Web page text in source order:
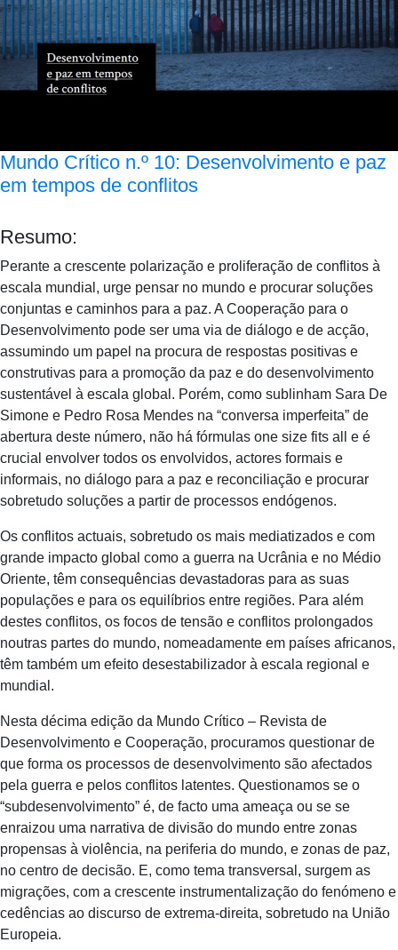
Mundo Crítico n.º 10: Desenvolvimento e paz
em tempos de conflitos
Resumo:
Perante a crescente polarização e proliferação de conflitos à
escala mundial, urge pensar no mundo e procurar soluções
conjuntas e caminhos para a paz. A Cooperação para o
Desenvolvimento pode ser uma via de diálogo e de acção,
assumindo um papel na procura de respostas positivas e
construtivas para a promoção da paz e do desenvolvimento
sustentável à escala global. Porém, como sublinham Sara De
Simone e Pedro Rosa Mendes na “conversa imperfeita” de
abertura deste número, não há fórmulas one size fits all e é
crucial envolver todos os envolvidos, actores formais e
informais, no diálogo para a paz e reconciliação e procurar
sobretudo soluções a partir de processos endógenos.
Os conflitos actuais, sobretudo os mais mediatizados e com
grande impacto global como a guerra na Ucrânia e no Médio
Oriente, têm consequências devastadoras para as suas
populações e para os equilíbrios entre regiões. Para além
destes conflitos, os focos de tensão e conflitos prolongados
noutras partes do mundo, nomeadamente em países africanos,
têm também um efeito desestabilizador à escala regional e
mundial.
Nesta décima edição da Mundo Crítico – Revista de
Desenvolvimento e Cooperação, procuramos questionar de
que forma os processos de desenvolvimento são afectados
pela guerra e pelos conflitos latentes. Questionamos se o
“subdesenvolvimento” é, de facto uma ameaça ou se se
enraizou uma narrativa de divisão do mundo entre zonas
propensas à violência, na periferia do mundo, e zonas de paz,
no centro de decisão. E, como tema transversal, surgem as
migrações, com a crescente instrumentalização do fenómeno e
cedências ao discurso de extrema-direita, sobretudo na União
Europeia.